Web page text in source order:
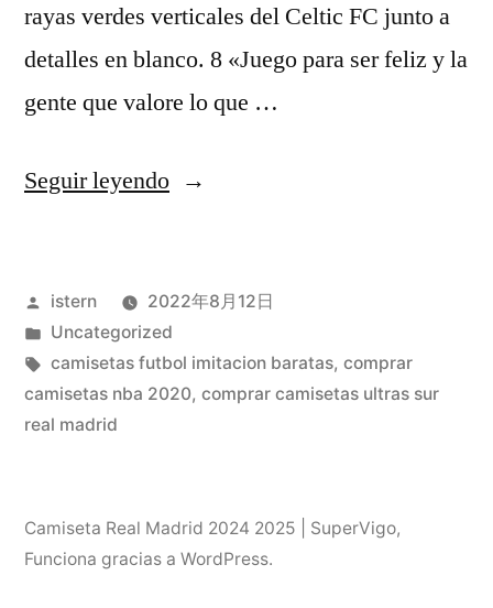
rayas verdes verticales del Celtic FC junto a
detalles en blanco. 8 «Juego para ser feliz y la
gente que valore lo que …
Seguir leyendo«camiseta
futbol
femenino»
Publicado
por
istern
2022年8月12日
Publicado
en
Uncategorized
Etiquetas:
camisetas futbol imitacion baratas, comprar
camisetas nba 2020, comprar camisetas ultras sur
real madrid
Camiseta Real Madrid 2024 2025 | SuperVigo,
Funciona gracias a WordPress.